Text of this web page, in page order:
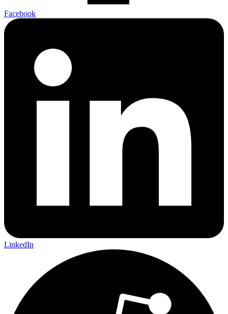
Facebook
LinkedIn